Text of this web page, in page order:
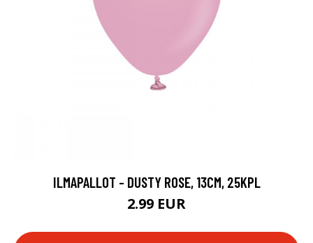
ILMAPALLOT - DUSTY ROSE, 13CM, 25KPL
2.99 EUR